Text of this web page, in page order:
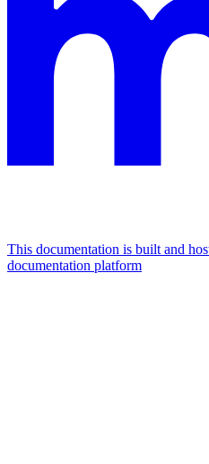
This documentation is built and
documentation platform